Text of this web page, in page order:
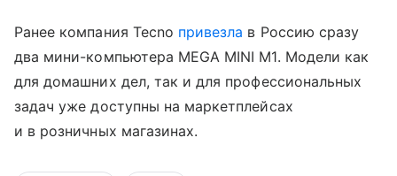
Ранее компания Tecno привезла в Россию сразу
два мини-компьютера MEGA MINI M1. Модели как
для домашних дел, так и для профессиональных
задач уже доступны на маркетплейсах
и в розничных магазинах.